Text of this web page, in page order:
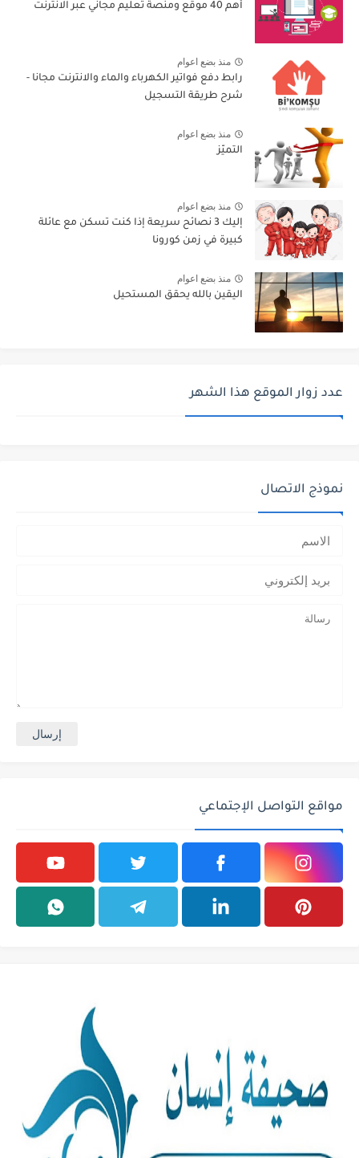
أهم 40 موقع ومنصة تعليم مجاني عبر الانترنت
منذ بضع اعوام
رابط دفع فواتير الكهرباء والماء والانترنت مجانا -
شرح طريقة التسجيل
منذ بضع اعوام
التميّز
منذ بضع اعوام
إليك 3 نصائح سريعة إذا كنت تسكن مع عائلة
كبيرة في زمن كورونا
منذ بضع اعوام
اليقين بالله يحقق المستحيل
عدد زوار الموقع هذا الشهر
نموذج الاتصال
مواقع التواصل الإجتماعي